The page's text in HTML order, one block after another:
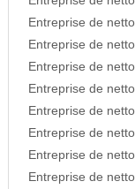
Entreprise de
Entreprise de
Entreprise de
Entreprise de
Entreprise de
Entreprise de
Entreprise de
Entreprise de